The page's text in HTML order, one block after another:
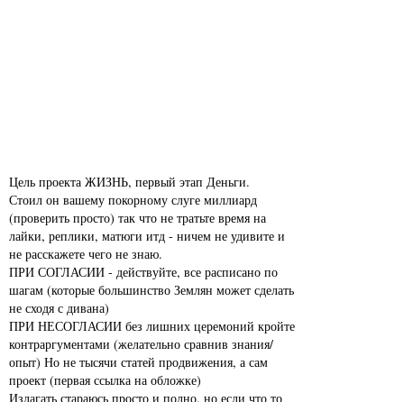
Цель проекта ЖИЗНЬ, первый этап Деньги.
Стоил он вашему покорному слуге миллиард
(проверить просто) так что не тратьте время на
лайки, реплики, матюги итд - ничем не удивите и
не расскажете чего не знаю.
ПРИ СОГЛАСИИ - действуйте, все расписано по
шагам (которые большинство Землян может сделать
не сходя с дивана)
ПРИ НЕСОГЛАСИИ без лишних церемоний кройте
контраргументами (желательно сравнив знания/
опыт) Но не тысячи статей продвижения, а сам
проект (первая ссылка на обложке)
Излагать стараюсь просто и полно, но если что то